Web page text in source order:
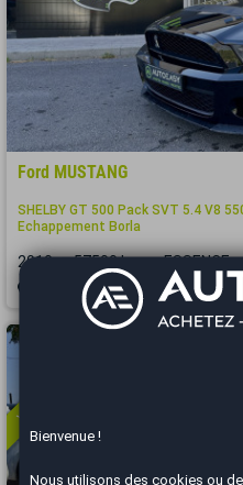
Ford MUSTANG
SHELBY GT 500 Pack SVT 5.4 V8
Echappement Borla
2010 57500 km ESSENCE
Montpellier - 34430
Vous arrivez trop tard
Bienvenue !
Nous utilisons des cookies ou